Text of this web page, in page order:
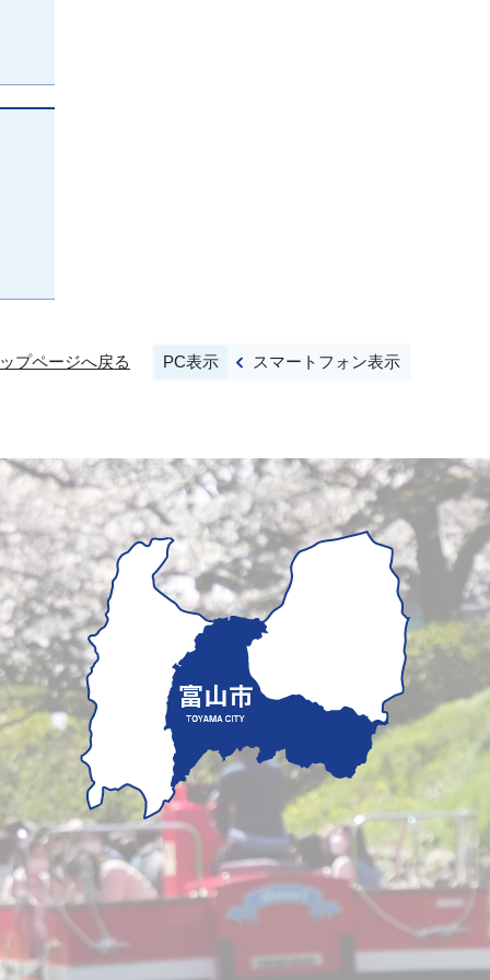
プページへ戻る PC表示 スマートフォン表示